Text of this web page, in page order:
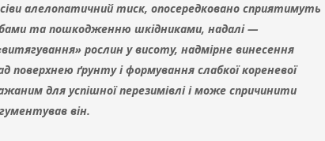
алелопатичний тиск, опосередковано сприятимуть
та пошкодженню шкідниками, надалі —
рослин у висоту, надмірне винесення
поверхнею ґрунту і формування слабкої кореневої
для успішної перезимівлі і може спричинити
він.